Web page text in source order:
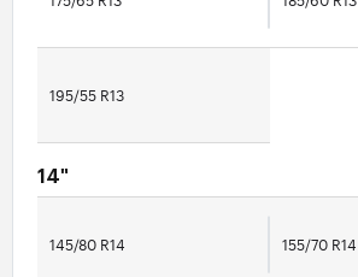
195/55 R13
14"
145/80 R14 155/70 R14